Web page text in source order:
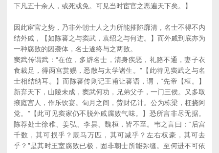
下凡五十余人，或死或免。可见当时宦官之恶遍天下矣。】
因此宦官之势，乃非外朝士人之力所能摧陷廓清，名士不得不内
结外戚，【如陈蕃之与窦武，袁绍之与何进。】而外戚到底亦为
一种腐败的因袭体，名士遂终与之两败。
窦武传谓武：“在位，多辟名士，清身疾恶，礼赂不通，妻子衣
食裁足，得两宫赏赐，悉散与太学诸生。”【此特见窦武之与名
士相结纳耳。】而陈蕃传则记王甫让蕃语，谓，“先帝【桓。】
新弃天下，山陵未成，窦武何功，兄弟父子，一门三侯。又多取
掖庭宫人，作乐饮宴。旬月之间，赀财亿计。公为栋梁，枉挠阿
党。”【此可见窦家仍不脱外戚腐败气味。】恐所言非尽无据。
陈荐处士徐稚、姜弘、李昙、魏桓，皆不至。韦之言曰：“后宫
千数，其可损乎？厩马万匹，其可减乎？左右权豪，其可去
乎？”是其时王室腐败已极，固非朝士所能弥缝。至何进不可依